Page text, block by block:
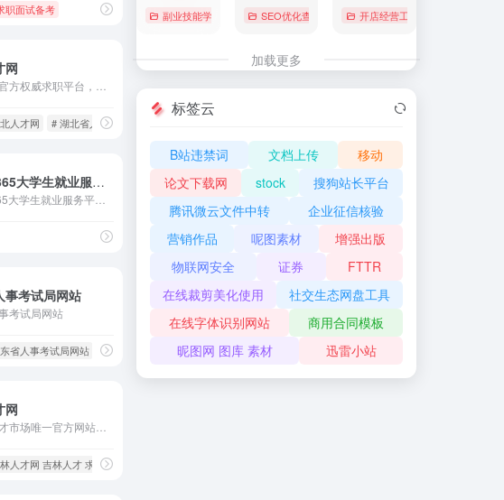
职面试备考
网
人才网 # 湖北省人才发展集团
广西24365大学生就业服务平台
广西24365大学生就业服务平台|广西毕业生就业网
事考试局网站
考试局网站
省人事考试局网站
网
吉林省人才市场唯一官方网站，提供最新招聘信息
人才网 吉林人才 求职 招聘 招聘网站 找工作 人事代理 人才租赁 人才网站 工作 猎头 人力资源 培训 英语 简历
副业技能学习 # 众包 # 大学生兼职 # 搜活帮
SEO优化查询
直达
开店经营工具
加载更多
标签云
B站违禁词 文档上传
移动
论文下载网
stock
搜狗站长平台
腾讯微云文件中转
企业征信核验
营销作品
呢图素材
增强出版
物联网安全
证券
FTTR
在线裁剪美化使用
社交生态网盘工具
在线字体识别网站
商用合同模板
昵图网 图库 素材
迅雷小站